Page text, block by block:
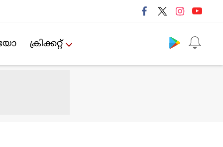
ക്രിക്കറ്റ്‌